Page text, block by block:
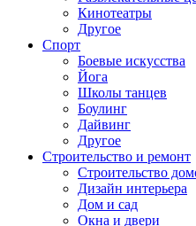
Кинотеатры
Другое
Спорт
Боевые искусства
Йога
Школы танцев
Боулинг
Дайвинг
Другое
Строительство и ремонт
Строительство
Дизайн интерьера
Дом и сад
Окна и двери